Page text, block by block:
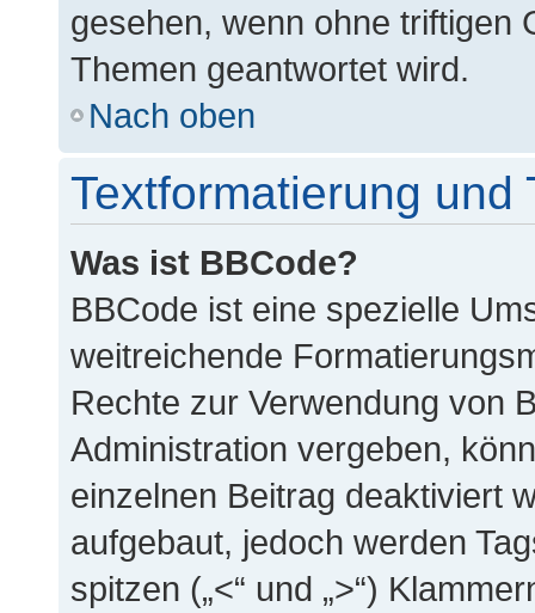
gesehen, wenn ohne triftigen
Themen geantwortet wird.
Nach oben
Textformatierung und
Was ist BBCode?
BBCode ist eine spezielle
weitreichende
Rechte zur Verwendung von
Administration vergeben,
einzelnen Beitrag deaktiviert
aufgebaut, jedoch werden
spitzen („<“ und „>“)